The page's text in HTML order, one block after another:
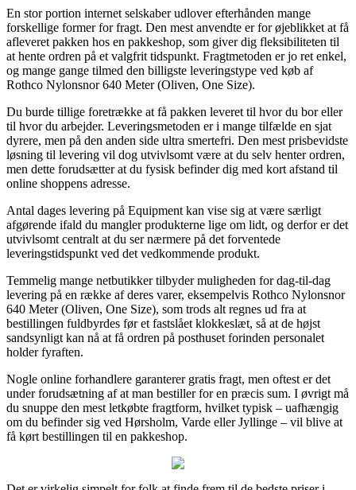
En stor portion internet selskaber udlover efterhånden mange
forskellige former for fragt. Den mest anvendte er for øjeblikket at få
afleveret pakken hos en pakkeshop, som giver dig fleksibiliteten til
at hente ordren på et valgfrit tidspunkt. Fragtmetoden er jo ret enkel,
og mange gange tilmed den billigste leveringstype ved køb af
Rothco Nylonsnor 640 Meter (Oliven, One Size).
Du burde tillige foretrække at få pakken leveret til hvor du bor eller
til hvor du arbejder. Leveringsmetoden er i mange tilfælde en sjat
dyrere, men på den anden side ultra smertefri. Den mest prisbevidste
løsning til levering vil dog utvivlsomt være at du selv henter ordren,
men dette forudsætter at du fysisk befinder dig med kort afstand til
online shoppens adresse.
Antal dages levering på Equipment kan vise sig at være særligt
afgørende ifald du mangler produkterne lige om lidt, og derfor er det
utvivlsomt centralt at du ser nærmere på det forventede
leveringstidspunkt ved det vedkommende produkt.
Temmelig mange netbutikker tilbyder muligheden for dag-til-dag
levering på en række af deres varer, eksempelvis Rothco Nylonsnor
640 Meter (Oliven, One Size), som trods alt regnes ud fra at
bestillingen fuldbyrdes før et fastslået klokkeslæt, så at de højst
sandsynligt kan nå at få ordren på posthuset forinden personalet
holder fyraften.
Nogle online forhandlere garanterer gratis fragt, men oftest er det
under forudsætning af at man bestiller for en præcis sum. I øvrigt må
du snuppe den mest letkøbte fragtform, hvilket typisk – uafhængig
om du befinder sig ved Hørsholm, Varde eller Jyllinge – vil blive at
få kørt bestillingen til en pakkeshop.